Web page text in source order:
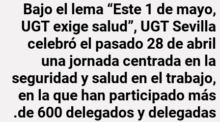
Bajo el lema “Este 1 de mayo,
UGT exige salud”, UGT Sevilla
celebró el pasado 28 de abril
una jornada centrada en la
seguridad y salud en el trabajo,
en la que han participado más
de 600 delegados y delegadas.